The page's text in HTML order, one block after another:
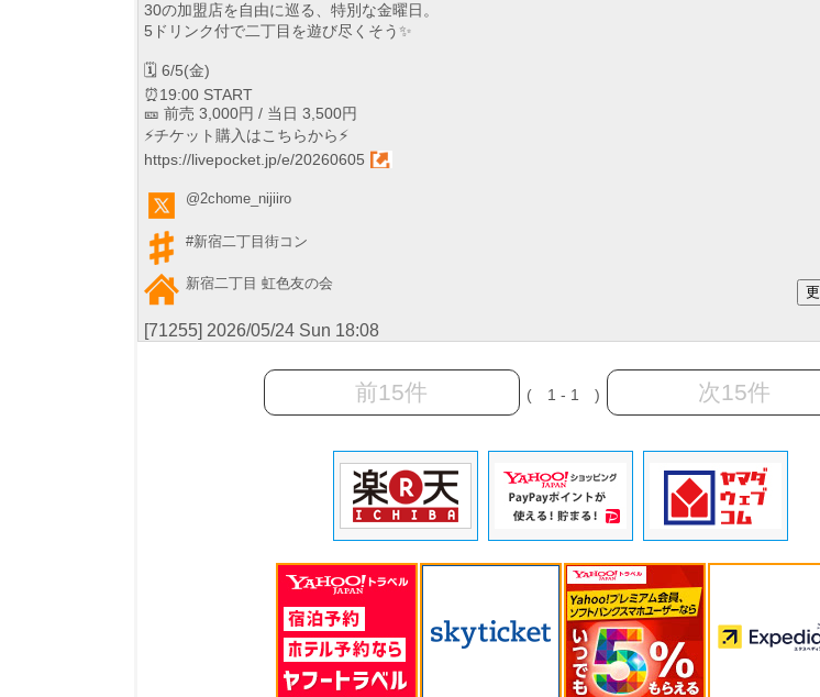
30の加盟店を自由に巡る、特別な金曜日。
5ドリンク付で二丁目を遊び尽くそう✨
🗓 6/5(金)
⏰19:00 START
🎫 前売 3,000円 / 当日 3,500円
⚡️チケット購入はこちらから⚡️
https://livepocket.jp/e/20260605
@2chome_nijiiro
#新宿二丁目街コン
新宿二丁目 虹色友の会
[71255] 2026/05/24 Sun 18:08
前15件 ( 1 - 1 ) 次15件